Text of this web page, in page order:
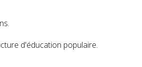
d'éducation populaire.